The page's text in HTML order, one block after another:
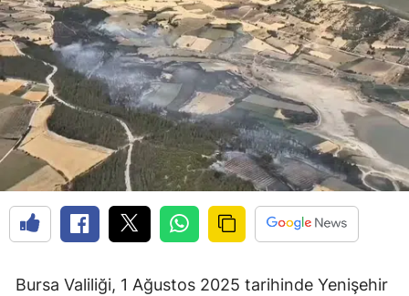
Bursa Valiliği, 1 Ağustos 2025 tarihinde Yenişehir